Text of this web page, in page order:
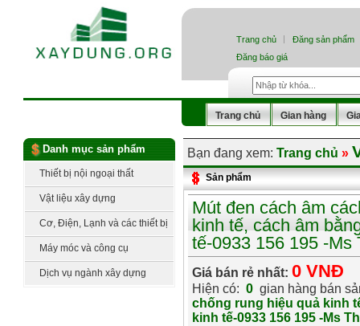
Trang chủ
Đăng sản phẩm
Đăng báo giá
Trang chủ Gian hàng
Danh mục sản phẩm
Thiết bị nội ngoại thất
Vật liệu xây dựng
Cơ, Điện, Lạnh và các thiết bị
công nghệ
Máy móc và công cụ
Dịch vụ ngành xây dựng
Bạn đang xem: Trang chủ »
Sản phẩm
Mút đen cách âm
kinh tế, cách âm
tế-0933 156 195 -Ms
Giá bán rẻ nhất: 0 VNĐ
Hiện có: 0gian hàng bán
chống rung hiệu quả kinh
kinh tế-0933 156 195 -Ms